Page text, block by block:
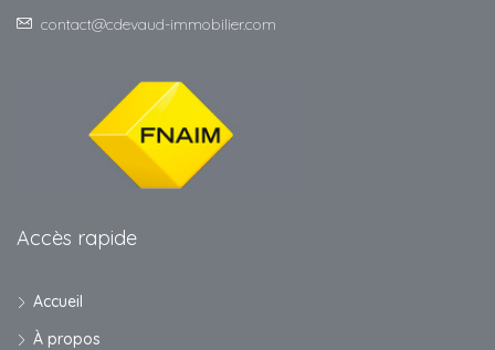
contact@cdevaud-immobilier.com
Accès rapide
Accueil
À propos